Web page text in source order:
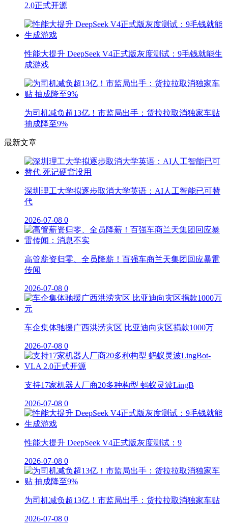
2.0正式开源
性能大提升 DeepSeek V4正式版灰度测试：9毛钱就能生
成游戏
为司机减负超13亿！市监局出手：货拉拉取消独家车贴
抽成降至9%
最新文章
深圳理工大学拟逐步取消大学英语：AI人工智能已可替
代
2026-07-08 0
高管薪资归零、全员降薪！百强车商兰天集团回应暴雷
传闻
2026-07-08 0
车企集体驰援广西洪涝灾区 比亚迪向灾区捐款1000万
2026-07-08 0
支持17家机器人厂商20多种构型 蚂蚁灵波LingB
2026-07-08 0
性能大提升 DeepSeek V4正式版灰度测试：9
2026-07-08 0
为司机减负超13亿！市监局出手：货拉拉取消独家车贴
2026-07-08 0